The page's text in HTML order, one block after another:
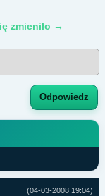
zmieniło →
Odpowiedz
(04-03-2008 19:04)